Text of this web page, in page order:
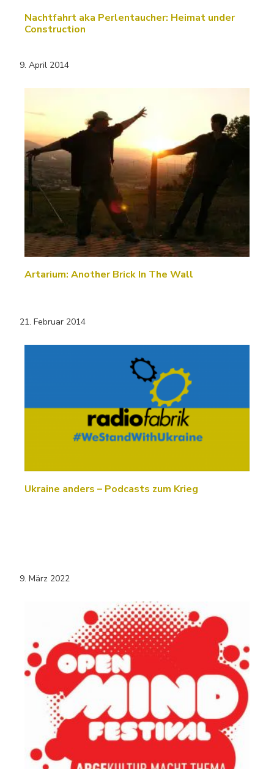
Nachtfahrt aka Perlentaucher: Heimat under
Construction
9. April 2014
Artarium: Another Brick In The Wall
21. Februar 2014
Ukraine anders – Podcasts zum Krieg
9. März 2022